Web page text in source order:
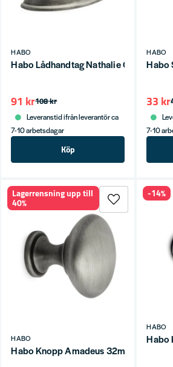
HABO
Habo Lådhandtag Nathalie CC64
108 kr
91 kr
Leveranstid ifrån leverantör ca
7-10 arbetsdagar
Köp
HABO
Habo
33 kr
7-10
HABO
Habo Knopp Amadeus 32mm Borstat
Lagerrensning upp till
40%
HABO
Habo
-14%